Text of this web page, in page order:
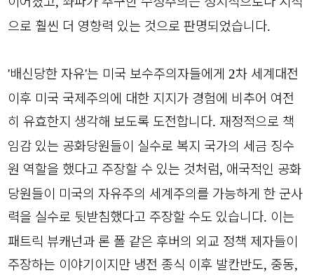
으로 훨씬 더 영향력 있는 것으로 판명되었습니다.
'배신당한 자유'는 미국 보수주의자들에게 2차 세계대전
이후 미국 국제주의에 대한 지지가 경험에 비추어 여전
히 유효한지 생각해 보도록 도전합니다. 재정적으로 책
임감 있는 공화당원들이 실수로 복지 국가의 세금 징수
원 역할을 했다고 주장할 수 있는 것처럼, 애국적인 공화
당원들이 미국의 자유주의 세계주의를 가능하게 한 군사
력을 실수로 뒷받침했다고 주장할 수도 있습니다. 이는
패트릭 뷰캐넌과 론 폴 같은 후버의 외교 정책 제자들이
주장하는 이야기이지만 냉전 종식 이후 발칸반도, 중동,